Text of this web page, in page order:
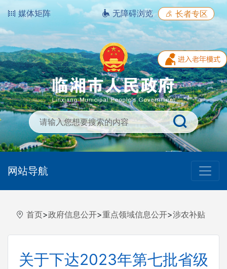
媒体矩阵 无障碍浏览 长者专区
网站导航
首页>政府信息公开>重点领域信息公开>涉农补贴
关于下达2023年第七批省级